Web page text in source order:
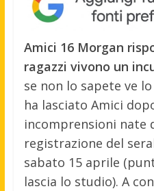
Amici 16 Morgan
ragazzi vivono un
se non lo sapete ve
ha lasciato Amici
incomprensioni nate
registrazione del
sabato 15 aprile
lascia lo studio). A